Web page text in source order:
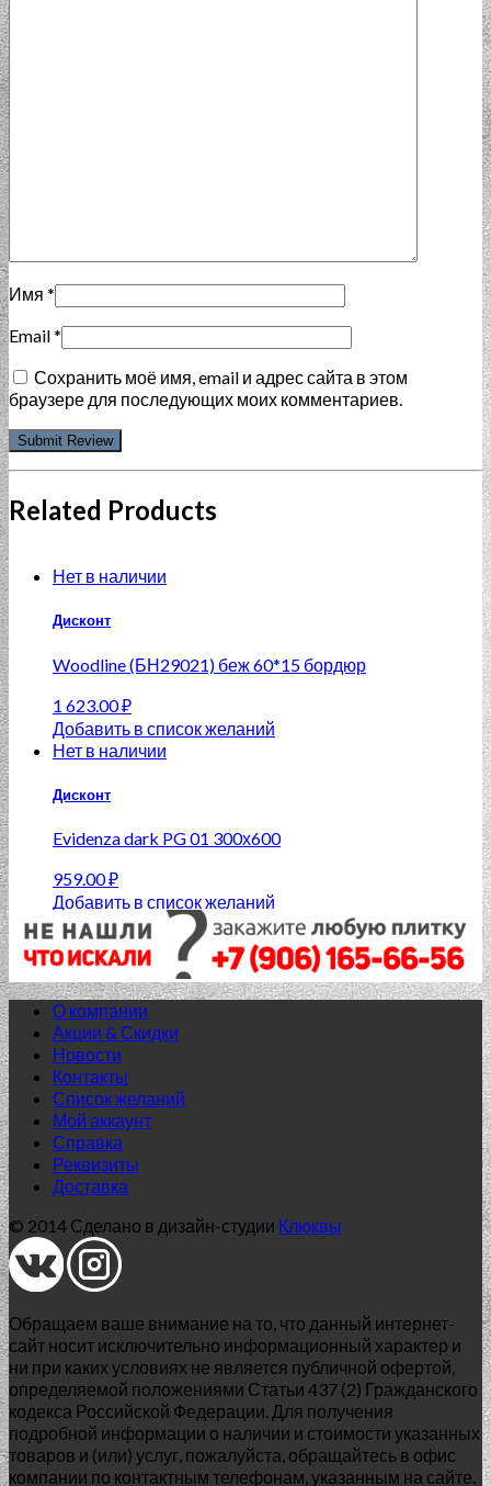
Имя *
Email*
Сохранить моё имя, email и адрес сайта в этом
браузере для последующих моих комментариев.
Related Products
Нет в наличии
Дисконт
Woodline (БН29021) беж 60*15 бордюр
1 623.00₽
Добавить в список желаний
Нет в наличии
Дисконт
Evidenza dark PG 01 300х600
959.00₽
Добавить в список желаний
Нет в наличии
О компании
Акции & Скидки
Новости
Контакты
Список желаний
Мой аккаунт
Справка
Реквизиты
Доставка
© 2014 Сделано в дизайн-студии Клюквы
Обращаем ваше внимание на то, что данный интернет-
сайт носит исключительно информационный характер и
ни при каких условиях не является публичной офертой,
определяемой положениями Статьи 437 (2) Гражданского
кодекса Российской Федерации. Для получения
подробной информации о наличии и стоимости указанных
товаров и (или) услуг, пожалуйста, обращайтесь в офис
компании по контактным телефонам, указанным на сайте.